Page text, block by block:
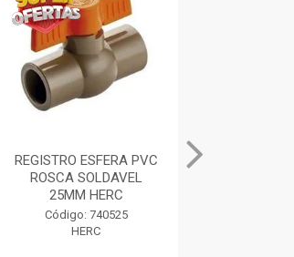
REGISTRO ESFERA PVC
ROSCA SOLDAVEL
25MM HERC
Código: 740525
HERC